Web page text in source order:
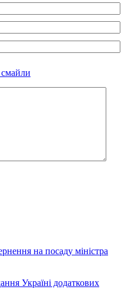
на посаду міністра
Україні додаткових